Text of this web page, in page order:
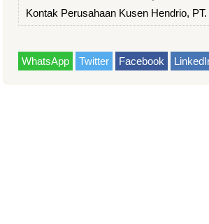
Kontak Perusahaan Kusen Hendrio, PT.
WhatsApp Twitter Facebook